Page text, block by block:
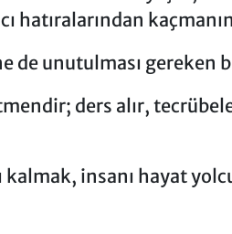
hatıralarından
de unutulması gereken
ders alır,
kalmak, insanı hayat